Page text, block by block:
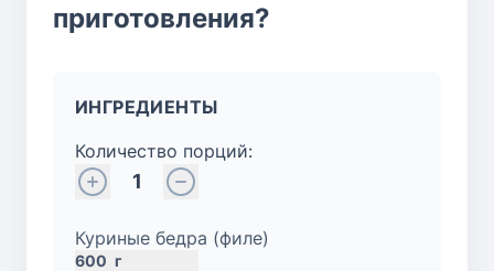
приготовления?
ИНГРЕДИЕНТЫ
Количество порций:
1
Куриные бедра (филе)
600 г